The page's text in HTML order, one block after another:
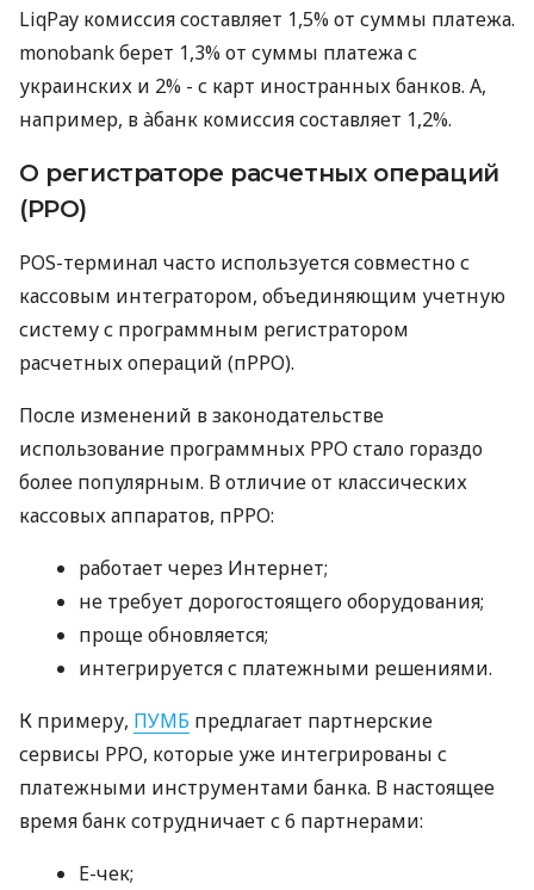
LiqPay комиссия составляет 1,5% от суммы платежа.
monobank берет 1,3% от суммы платежа с
украинских и 2% - с карт иностранных банков. А,
например, в àбанк комиссия составляет 1,2%.
О регистраторе расчетных операций
(РРО)
POS-терминал часто используется совместно с
кассовым интегратором, объединяющим учетную
систему с программным регистратором
расчетных операций (пРРО).
После изменений в законодательстве
использование программных РРО стало гораздо
более популярным. В отличие от классических
кассовых аппаратов, пРРО:
работает через Интернет;
не требует дорогостоящего оборудования;
проще обновляется;
интегрируется с платежными решениями.
К примеру, ПУМБ предлагает партнерские
сервисы РРО, которые уже интегрированы с
платежными инструментами банка. В настоящее
время банк сотрудничает с 6 партнерами:
E-чек;